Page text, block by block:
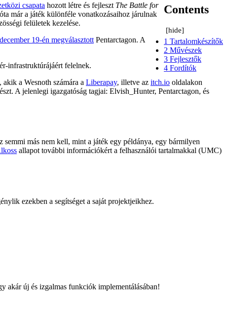
Contents
[hide]
1 Tartalomkészítők
2 Művészek
3 Fejlesztők
4 Fordítók
csapata hozott létre és fejleszt The Battle for
már a játék különféle vonatkozásaihoz járulnak
felületek kezelése.
19-én megválasztott Pentarctagon. A
infrastruktúrájáért felelnek.
a Wesnoth számára a Liberapay, illetve az itch.io oldalakon
A jelenlegi igazgatóság tagjai: Elvish_Hunter, Pentarctagon, és
semmi más nem kell, mint a játék egy példánya, egy bármilyen
allapot további információkért a felhasználói tartalmakkal (UMC)
ezekben a segítséget a saját projektjeikhez.
akár új és izgalmas funkciók implementálásában!